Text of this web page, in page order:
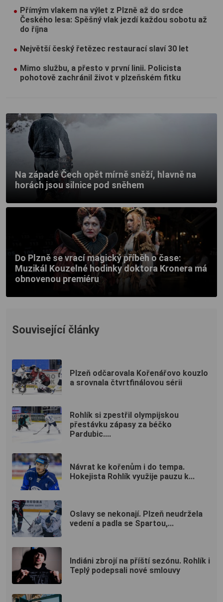
Přímým vlakem na výlet z Plzně až do srdce
Českého lesa: Spěšný vlak jezdí každou sobotu až
do října
Největší český řetězec restaurací slaví 30 let
Mimo službu, a přesto v první linii. Policista
pohotově zachránil život v plzeňském fitku
Na západě Čech opět mírně sněží, hlavně na
horách jsou silnice pod sněhem
Do Plzně se vrací magický příběh o čase:
Muzikál Kouzelné hodinky doktora Kronera má
obnovenou premiéru
Související články
Plzeň odčarovala Kořenářovo kouzlo
a srovnala čtvrtfinálovou sérii
Rohlík si zpestřil olympijskou
přestávku zápasy za béčko
Pardubic....
Návrat ke kořenům i do tempa.
Hokejista Rohlík využije pauzu k...
Oslavy se nekonají. Plzeň neudržela
vedení a padla se Spartou,...
Indiáni zbrojí na příští sezónu. Rohlík i
Teplý podepsali nové smlouvy